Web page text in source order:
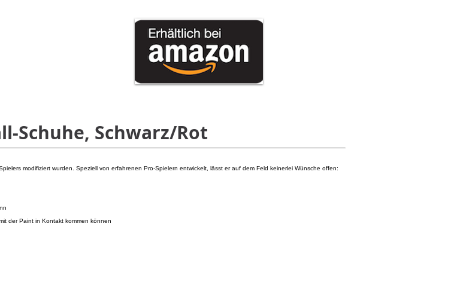
Schuhe, Schwarz/Rot
modifiziert wurden. Speziell von erfahrenen Pro-Spielern entwickelt, lässt er auf dem Feld keinerlei Wünsche offen:
der Paint in Kontakt kommen können